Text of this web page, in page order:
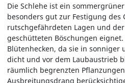
Die Schlehe ist ein
besonders gut zur Festigung des
rutschgefährdeten Lagen und
geschütteten Böschungen
Blütenhecken, da sie in sonniger
dicht und vor dem Laubaustrieb
räumlich begrenzten
Ausbreitungsdrang